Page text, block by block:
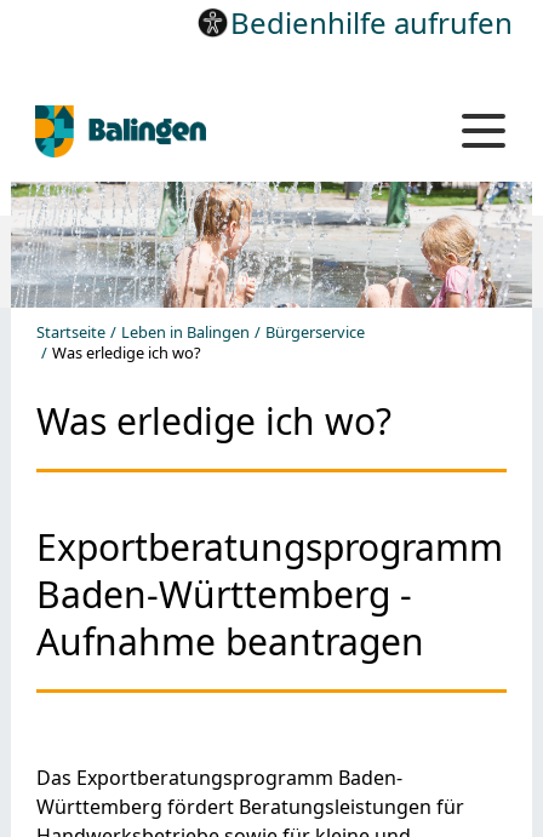
Bedienhilfe aufrufen
Startseite Leben in Balingen
Bürgerservice
Was erledige ich wo?
Was erledige ich wo?
Exportberatungsprogramm
Baden-Württemberg -
Aufnahme beantragen
Das Exportberatungsprogramm Baden-
Württemberg fördert Beratungsleistungen für